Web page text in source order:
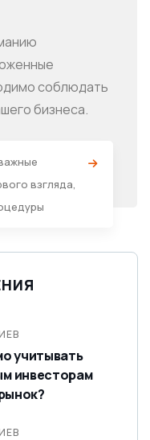
соблюдать
бизнеса.
взгляда,
учитывать
инвесторам